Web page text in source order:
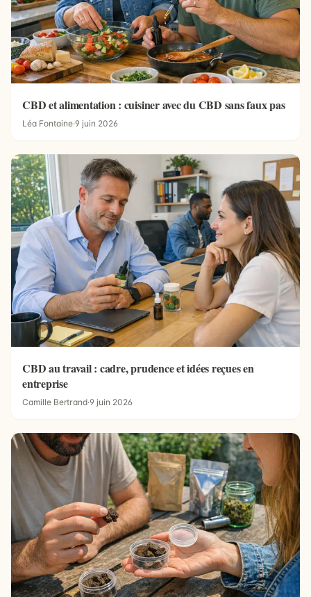
CBD et alimentation : cuisiner avec du CBD sans faux pas
Léa Fontaine·9 juin 2026
CBD au travail : cadre, prudence et idées reçues en
entreprise
Camille Bertrand·9 juin 2026